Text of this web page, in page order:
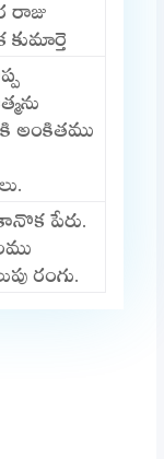
అంకితము
పేరు.
రంగు.